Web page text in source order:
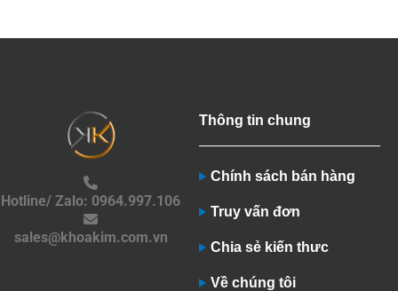
Hotline/ Zalo: 0964.997.106
sales@khoakim.com.vn
Thông tin chung
Chính sách bán hàng
Truy vấn đơn
Chia sẻ kiến thưc
Về chúng tôi